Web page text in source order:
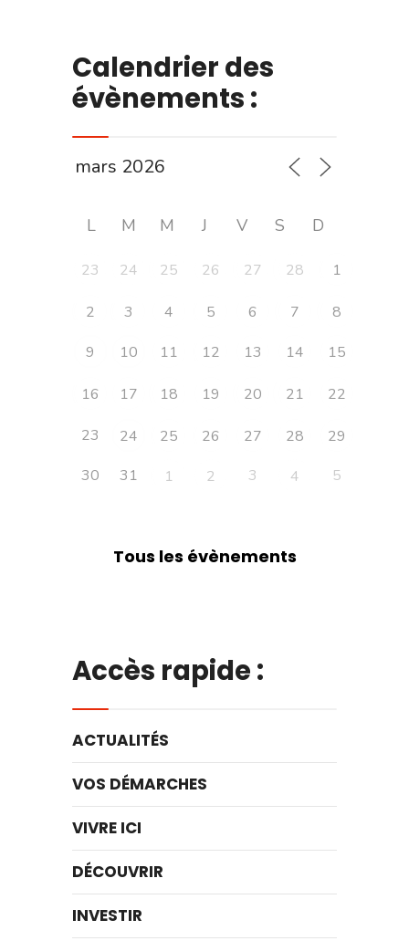
Calendrier des
évènements :
L M M J V S D
23 24 25 26 27 28 1
2 3 4 5 6 7
8
9
10 11 12 13 14 15
16 17 18 19 20 21 22
23 24 25 26 27 28
29
30
31 1 2 3 4 5
Tous les évènements
Accès rapide :
ACTUALITÉS
VOS DÉMARCHES
VIVRE ICI
DÉCOUVRIR
INVESTIR